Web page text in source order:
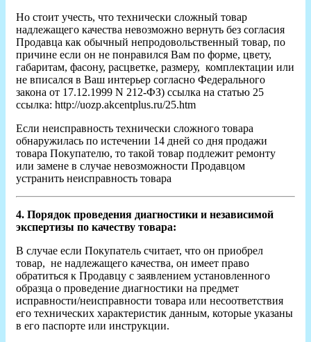
Но стоит учесть, что технически сложный товар
надлежащего качества невозможно вернуть без согласия
Продавца как обычный непродовольственный товар, по
причине если он не понравился Вам по форме, цвету,
габаритам, фасону, расцветке, размеру, комплектации или
не вписался в Ваш интерьер согласно Федерального
закона от 17.12.1999 N 212-ФЗ) ссылка на статью 25
ссылка: http://uozp.akcentplus.ru/25.htm
Если неисправность технически сложного товара
обнаружилась по истечении 14 дней со дня продажи
товара Покупателю, то такой товар подлежит ремонту
или замене в случае невозможности Продавцом
устранить неисправность товара
4. Порядок проведения диагностики и независимой
экспертизы по качеству товара:
В случае если Покупатель считает, что он приобрел
товар, не надлежащего качества, он имеет право
обратиться к Продавцу с заявлением установленного
образца о проведение диагностики на предмет
исправности/неисправности товара или несоответствия
его технических характеристик данным, которые указаны
в его паспорте или инструкции.